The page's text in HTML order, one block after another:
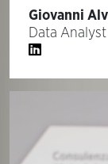
Giovanni
Data Analyst